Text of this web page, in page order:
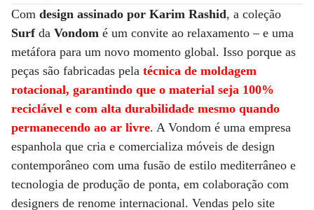
Com design assinado por Karim Rashid, a coleção
Surfda Vondom é um convite ao relaxamento – e uma
metáfora para um novo momento global. Isso porque as
peças são fabricadas pela técnica de moldagem
rotacional, garantindo que o material seja 100%
reciclável e com alta durabilidade mesmo quando
permanecendo ao ar livre. A Vondom é uma empresa
espanhola que cria e comercializa móveis de design
contemporâneo com uma fusão de estilo mediterrâneo e
tecnologia de produção de ponta, em colaboração com
designers de renome internacional. Vendas pelo site